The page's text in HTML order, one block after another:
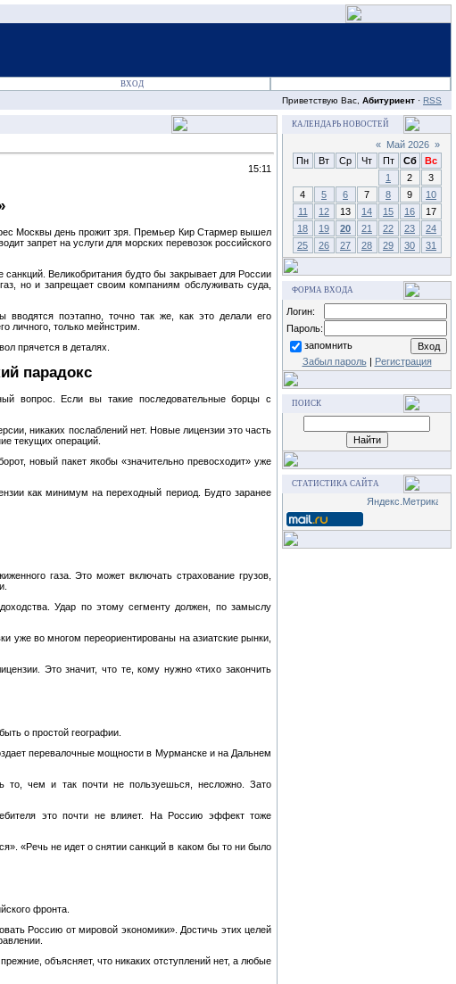
ВХОД
Приветствую Вас, Абитуриент · RSS
15:11
Москвы день прожит зря. Премьер Кир Стармер вышел
запрет на услуги для морских перевозок российского
Великобритания будто бы закрывает для России
но и запрещает своим компаниям обслуживать суда,
поэтапно, точно так же, как это делали его
личного, только мейнстрим.
прячется в деталях.
парадокс
вопрос. Если вы такие последовательные борцы с
никаких послаблений нет. Новые лицензии это часть
текущих операций.
новый пакет якобы «значительно превосходит» уже
как минимум на переходный период. Будто заранее
газа. Это может включать страхование грузов,
Удар по этому сегменту должен, по замыслу
уже во многом переориентированы на азиатские рынки,
Это значит, что те, кому нужно «тихо закончить
о простой географии.
перевалочные мощности в Мурманске и на Дальнем
то, чем и так почти не пользуешься, несложно. Зато
это почти не влияет. На Россию эффект тоже
«Речь не идет о снятии санкций в каком бы то ни было
фронта.
Россию от мировой экономики». Достичь этих целей
объясняет, что никаких отступлений нет, а любые
КАЛЕНДАРЬ НОВОСТЕЙ
« Май 2026 »
Пн
Вт Ср Чт Пт Сб
Вс
1
2
3
4
5 6 7 8 9
10
11
12 13 14 15 16
17
18
19 20 21 22 23
24
25
26 27 28 29 30 31
ФОРМА ВХОДА
Логин:
Пароль:
запомнить
Забыл пароль| Регистрация
ПОИСК
СТАТИСТИКА САЙТА